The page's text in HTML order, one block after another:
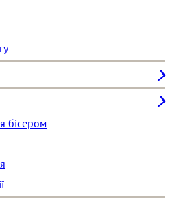
бісером